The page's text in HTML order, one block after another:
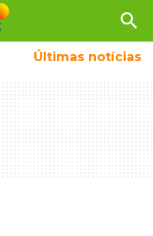
search
Últimas notícias